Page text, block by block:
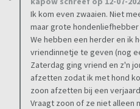
Ik kom even zwaaien. Niet
maar grote
We hebben een herder en ik
vriendinnetje te geven (nog
Zaterdag ging vriend en z'n
afzetten zodat ik met hond
zoon afzetten bij een
Vraagt zoon of ze niet alleen